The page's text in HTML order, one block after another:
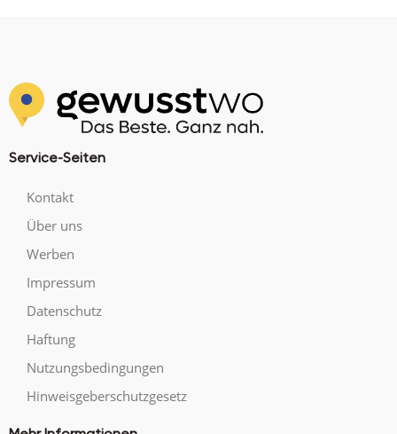
Service-Seiten
Kontakt
Über uns
Werben
Impressum
Datenschutz
Haftung
Nutzungsbedingungen
Hinweisgeberschutzgesetz